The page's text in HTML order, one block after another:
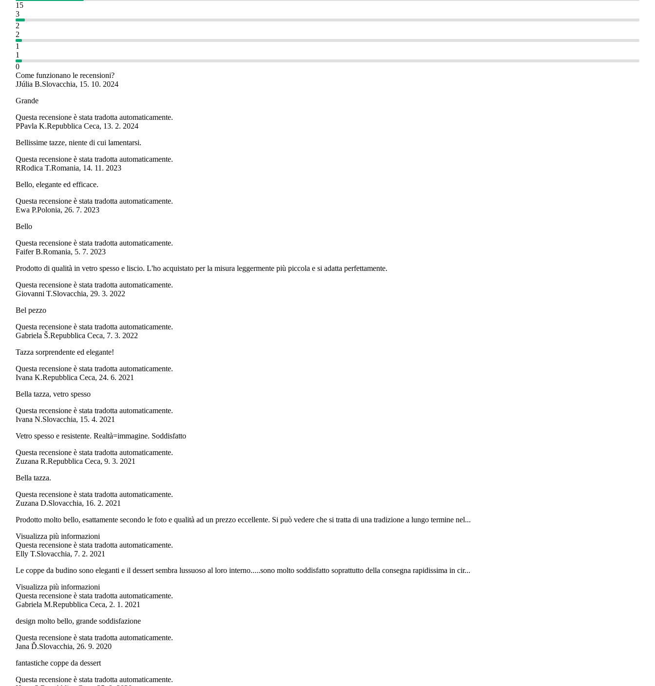
15
3
2
2
1
1
0
Come funzionano le recensioni?
JJúlia B.Slovacchia, 15. 10. 2024
Grande
Questa recensione è stata tradotta automaticamente.
PPavla K.Repubblica Ceca, 13. 2. 2024
Bellissime tazze, niente di cui lamentarsi.
Questa recensione è stata tradotta automaticamente.
RRodica T.Romania, 14. 11. 2023
Bello, elegante ed efficace.
Questa recensione è stata tradotta automaticamente.
Ewa P.Polonia, 26. 7. 2023
Bello
Questa recensione è stata tradotta automaticamente.
Faifer B.Romania, 5. 7. 2023
Prodotto di qualità in vetro spesso e liscio. L'ho acquistato per la misura leggermente più piccola e si adatta perfettamente.
Questa recensione è stata tradotta automaticamente.
Giovanni T.Slovacchia, 29. 3. 2022
Bel pezzo
Questa recensione è stata tradotta automaticamente.
Gabriela Š.Repubblica Ceca, 7. 3. 2022
Tazza sorprendente ed elegante!
Questa recensione è stata tradotta automaticamente.
Ivana K.Repubblica Ceca, 24. 6. 2021
Bella tazza, vetro spesso
Questa recensione è stata tradotta automaticamente.
Ivana N.Slovacchia, 15. 4. 2021
Vetro spesso e resistente. Realtà=immagine. Soddisfatto
Questa recensione è stata tradotta automaticamente.
Zuzana R.Repubblica Ceca, 9. 3. 2021
Bella tazza.
Questa recensione è stata tradotta automaticamente.
Zuzana D.Slovacchia, 16. 2. 2021
Prodotto molto bello, esattamente secondo le foto e qualità ad un prezzo eccellente. Si può vedere che si tratta di una tradizione a lungo termine nel...
Visualizza più informazioni
Questa recensione è stata tradotta automaticamente.
Elly T.Slovacchia, 7. 2. 2021
Le coppe da budino sono eleganti e il dessert sembra lussuoso al loro interno.....sono molto soddisfatto soprattutto della consegna rapidissima in cir...
Visualizza più informazioni
Questa recensione è stata tradotta automaticamente.
Gabriela M.Repubblica Ceca, 2. 1. 2021
design molto bello, grande soddisfazione
Questa recensione è stata tradotta automaticamente.
Jana Ď.Slovacchia, 26. 9. 2020
fantastiche coppe da dessert
Questa recensione è stata tradotta automaticamente.